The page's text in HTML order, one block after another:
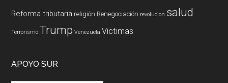
Reforma tributaria religión Renegociación revolucion salud
Terrorismo Trump Venezuela Victimas
APOYO SUR